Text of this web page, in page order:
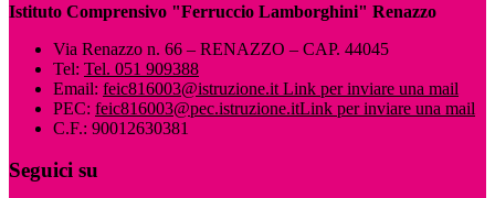
Istituto Comprensivo "Ferruccio Lamborghini" Renazzo
Via Renazzo n. 66 – RENAZZO – CAP. 44045
Tel: Tel. 051 909388
Email: feic816003@istruzione.it Link per inviare una mail
PEC: feic816003@pec.istruzione.itLink per inviare una mail
C.F.: 90012630381
Seguici su